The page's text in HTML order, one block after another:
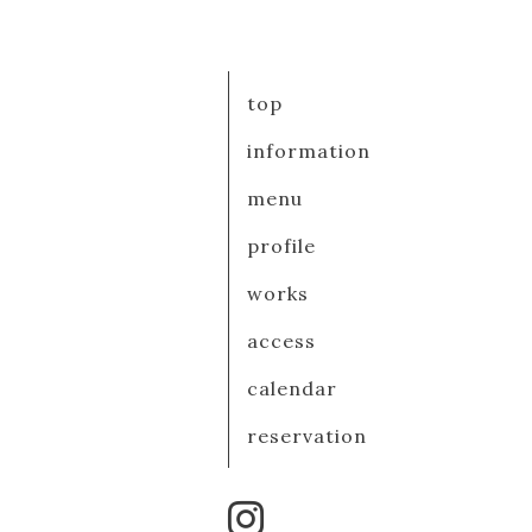
top
information
menu
profile
works
access
calendar
reservation